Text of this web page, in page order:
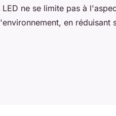
ne se limite pas à
en réduisant